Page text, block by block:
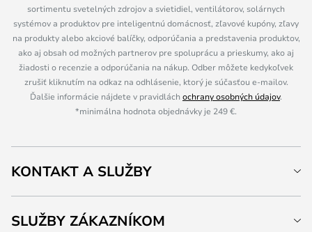
sortimentu svetelných zdrojov a svietidiel, ventilátorov, solárnych
systémov a produktov pre inteligentnú domácnosť, zľavové kupóny, zľavy
na produkty alebo akciové balíčky, odporúčania a predstavenia produktov,
ako aj obsah od možných partnerov pre spoluprácu a prieskumy, ako aj
žiadosti o recenzie a odporúčania na nákup. Odber môžete kedykoľvek
zrušiť kliknutím na odkaz na odhlásenie, ktorý je súčasťou e-mailov.
Ďalšie informácie nájdete v pravidláchochrany osobných údajov.
*minimálna hodnota objednávky je 249 €.
KONTAKT A SLUŽBY
SLUŽBY ZÁKAZNÍKOM